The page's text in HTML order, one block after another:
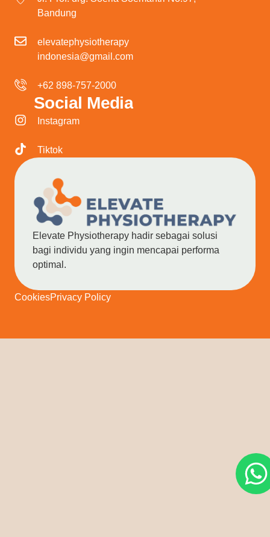
Bandung
elevatephysiotherapy
indonesia@gmail.com
+62 898-757-2000
Social Media
Instagram
Tiktok
Elevate Physiotherapy hadir sebagai solusi
bagi individu yang ingin mencapai performa
optimal.
CookiesPrivacy Policy